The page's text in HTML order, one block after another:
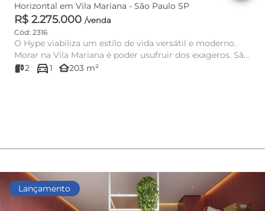
Horizontal em Vila Mariana - São Paulo SP
R$ 2.275.000 /venda
Cód: 2316
O Hype viabiliza um estilo de vida versátil e moderno.
Morar na Vila Mariana é poder usufruir dos exageros. São
inúmeras...
2 directions_car1 other_houses203 m²
Lançamento